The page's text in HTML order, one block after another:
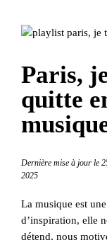
Paris,
quitte
Dernière mise à jour le
2025
La musique est
d’inspiration, elle
détend, nous